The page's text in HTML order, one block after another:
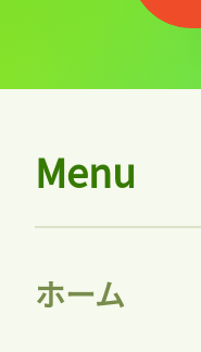
Menu
ホーム